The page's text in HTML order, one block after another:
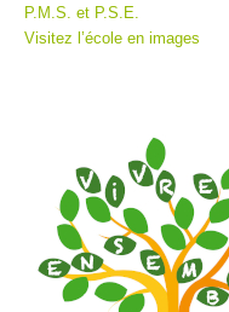
P.M.S. et P.S.E.
Visitez l’école en images